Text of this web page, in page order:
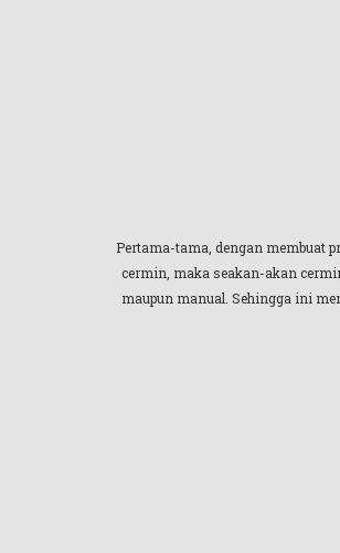
Pertama-tama, dengan membuat
cermin, maka seakan-akan
maupun manual. Sehingga ini